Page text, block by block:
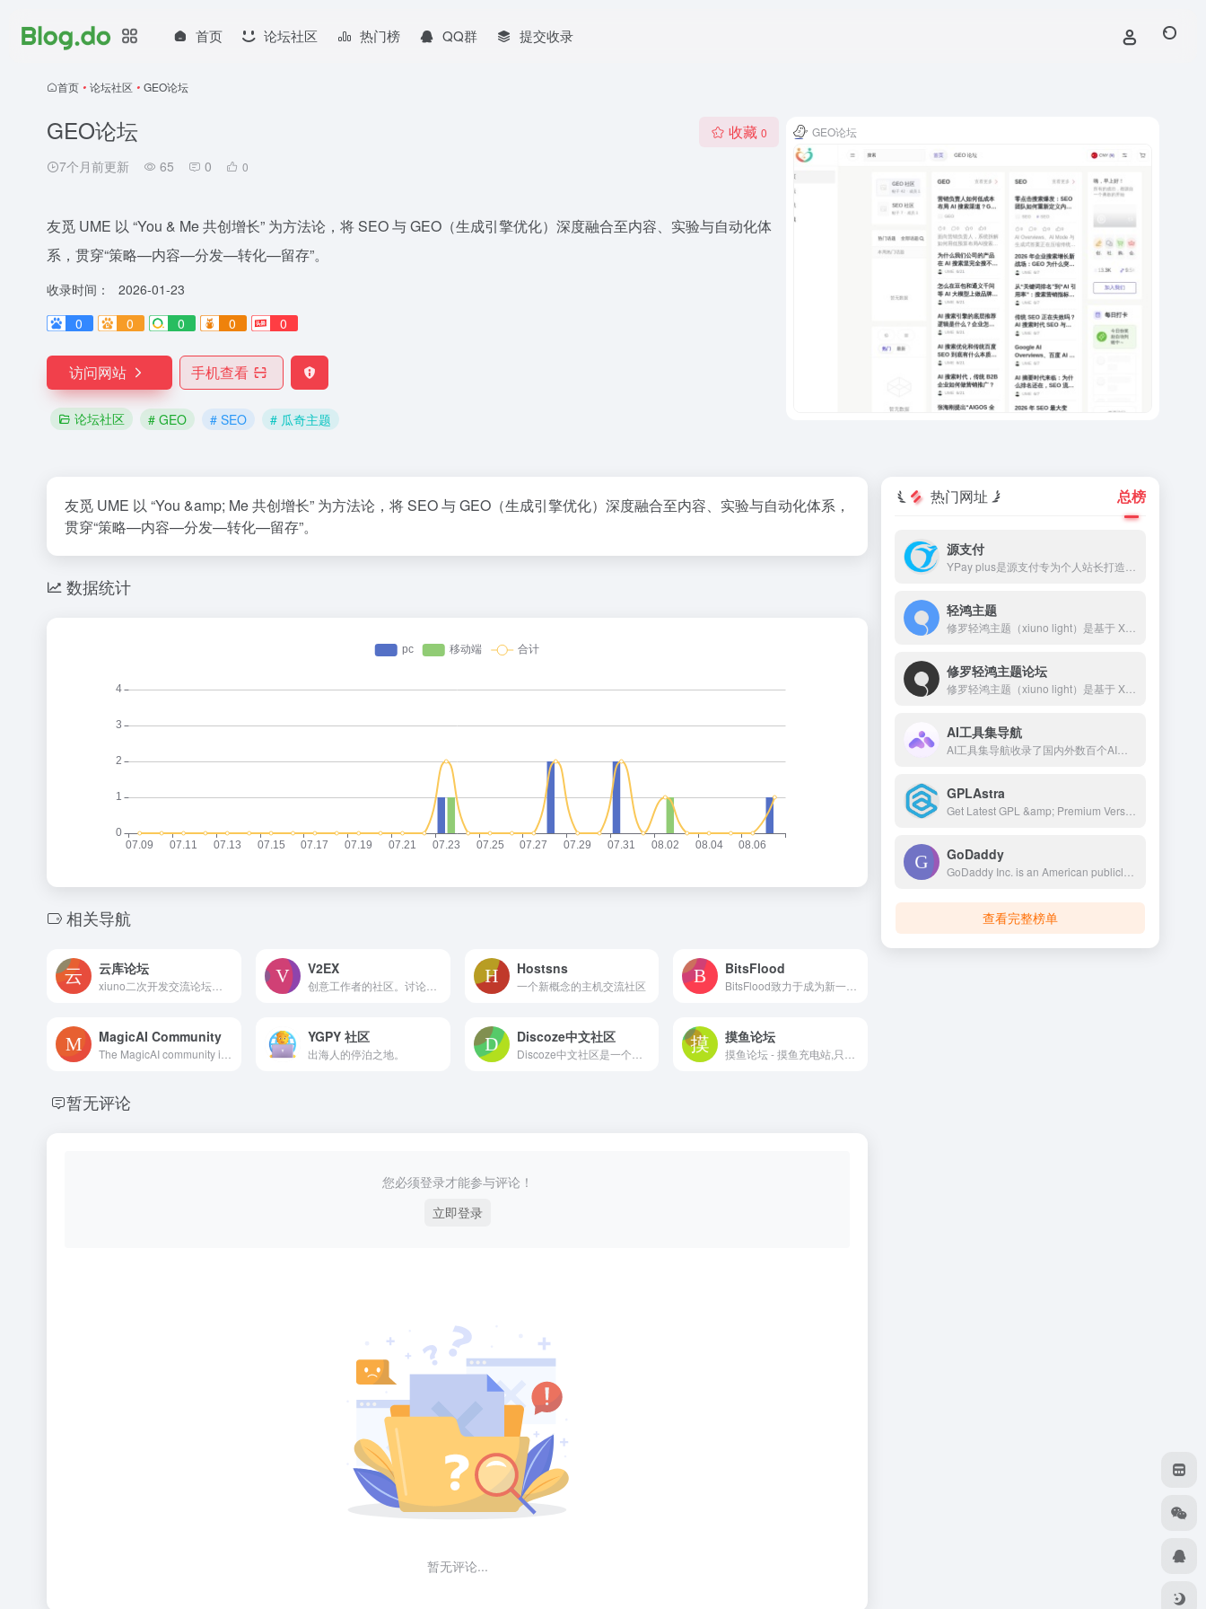
首页 论坛社区 热门榜 QQ群 提交收录
首页 • 论坛社区 • GEO论坛
GEO论坛
7个月前更新 65 0 0
收藏 0
友觅 UME 以 “You & Me 共创增长” 为方法论，将 SEO 与 GEO（生成引擎优化）深度融合至内容、实验与自动化体
系，贯穿“策略—内容—分发—转化—留存”。
收录时间：
2026-01-23
0
0 0 0 0
访问网站 手机查看
论坛社区 # GEO # SEO # 瓜奇主题
GEO论坛
友觅 UME 以 “You &amp; Me 共创增长” 为方法论，将 SEO 与 GEO（生成引擎优化）深度融合至内容、实验与自动化体系，
贯穿“策略—内容—分发—转化—留存”。
数据统计
相关导航
云库论坛 V2EX
创意工作者的社区。讨论编程、设计、硬件、游戏等令人激动的话题。
Hostsns
一个新概念的主机交流社区
BitsFlood
MagicAI Community YGPY 社区
出海人的停泊之地。
Discoze中文社区 摸鱼论坛
暂无评论
您必须登录才能参与评论！
立即登录
暂无评论...
热门网址 总榜
源支付
轻鸿主题
修罗轻鸿主题论坛
AI工具集导航
GPLAstra
GoDaddy
查看完整榜单